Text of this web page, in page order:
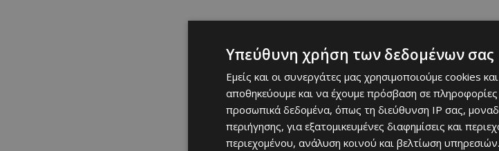
Υπεύθυνη χρήση των δεδομένων σας
Εμείς και οι συνεργάτες μας χρησιμοποιούμε cookies
αποθηκεύουμε και να έχουμε πρόσβαση σε
προσωπικά δεδομένα, όπως τη διεύθυνση IP σας,
περιήγησης, για εξατομικευμένες διαφημίσεις και
περιεχομένου, ανάλυση κοινού και βελτίωση υπηρεσιών.